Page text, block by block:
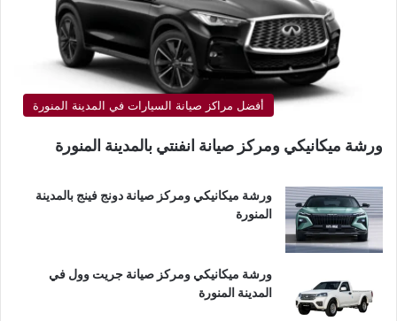
أفضل مراكز صيانة السيارات في المدينة المنورة
ورشة ميكانيكي ومركز صيانة انفنتي بالمدينة المنورة
ورشة ميكانيكي ومركز صيانة دونج فينج بالمدينة
المنورة
ورشة ميكانيكي ومركز صيانة جريت وول في
المدينة المنورة